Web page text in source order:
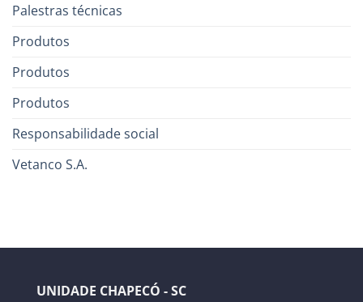
Palestras técnicas
Produtos
Produtos
Produtos
Responsabilidade social
Vetanco S.A.
UNIDADE CHAPECÓ - SC